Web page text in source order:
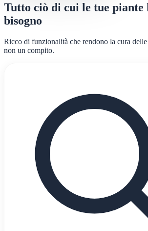
Tutto ciò di cui le tue piante
bisogno
Ricco di funzionalità che rendono la cura
non un compito.